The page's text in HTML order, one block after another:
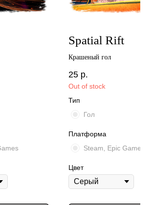
Spatial Rift
Крашеный гол
25 р.
Out of stock
Тип
Гол
Платформа
Steam, Epic Games
Цвет